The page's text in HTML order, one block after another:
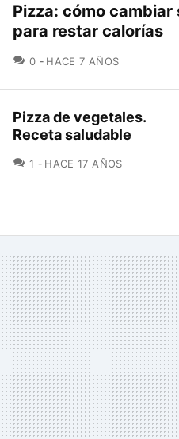
Pizza: cómo
para restar calorías
0 COMENTARIOS
HACE 7 AÑOS
Pizza de vegetales.
Receta saludable
1 COMENTARIOS
HACE 17 AÑOS